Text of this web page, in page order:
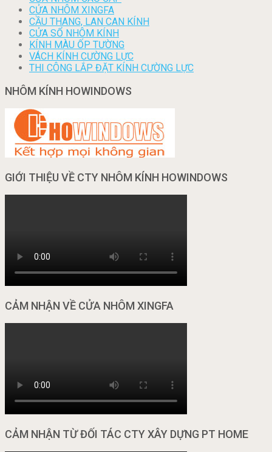
CỬA NHÔM XINGFA
CẦU THANG, LAN CAN KÍNH
CỬA SỔ NHÔM KÍNH
KÍNH MÀU ỐP TƯỜNG
VÁCH KÍNH CƯỜNG LỰC
THI CÔNG LẮP ĐẶT KÍNH CƯỜNG LỰC
NHÔM KÍNH HOWINDOWS
GIỚI THIỆU VỀ CTY NHÔM KÍNH HOWINDOWS
CẢM NHẬN VỀ CỬA NHÔM XINGFA
CẢM NHẬN TỪ ĐỐI TÁC CTY XÂY DỰNG PT HOME